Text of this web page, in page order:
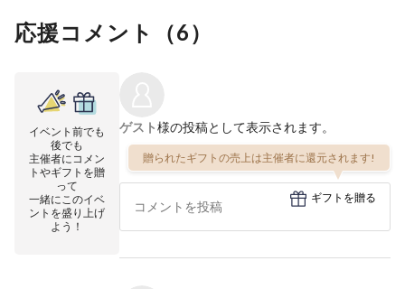
応援コメント（6）
イベント前でも
後でも
主催者にコメン
トやギフトを贈
って
一緒にこのイベ
ントを盛り上げ
よう！
ゲスト様の投稿として表示されます。
贈られたギフトの売上は主催者に還元されます!
ギフトを贈る